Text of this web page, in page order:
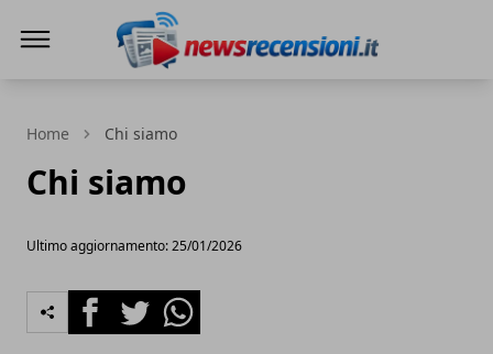
Home Chi siamo
Chi siamo
Ultimo aggiornamento: 25/01/2026
FacebookTwitterWhatsapp